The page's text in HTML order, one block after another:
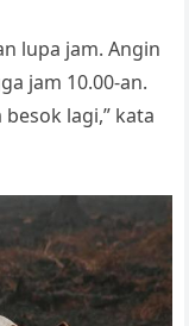
lupa jam. Angin
jam 10.00-an.
lagi,” kata